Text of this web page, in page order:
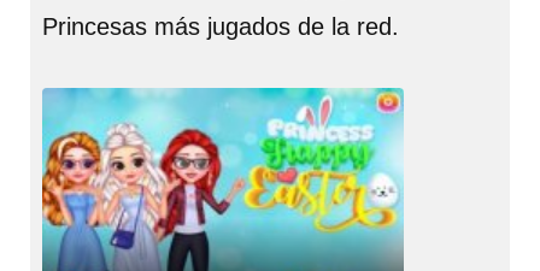
Princesas más jugados de la red.